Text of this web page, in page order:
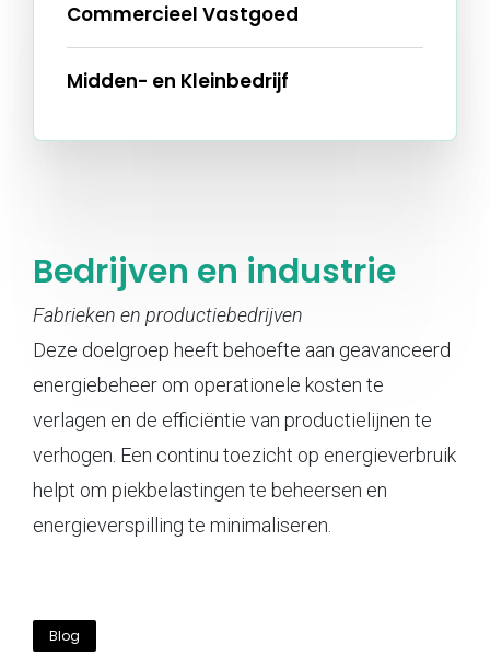
Commercieel Vastgoed
Midden- en Kleinbedrijf
Bedrijven en industrie
Fabrieken en productiebedrijven
Deze doelgroep heeft behoefte aan geavanceerd
energiebeheer om operationele kosten te
verlagen en de efficiëntie van productielijnen te
verhogen. Een continu toezicht op energieverbruik
helpt om piekbelastingen te beheersen en
energieverspilling te minimaliseren.
Blog